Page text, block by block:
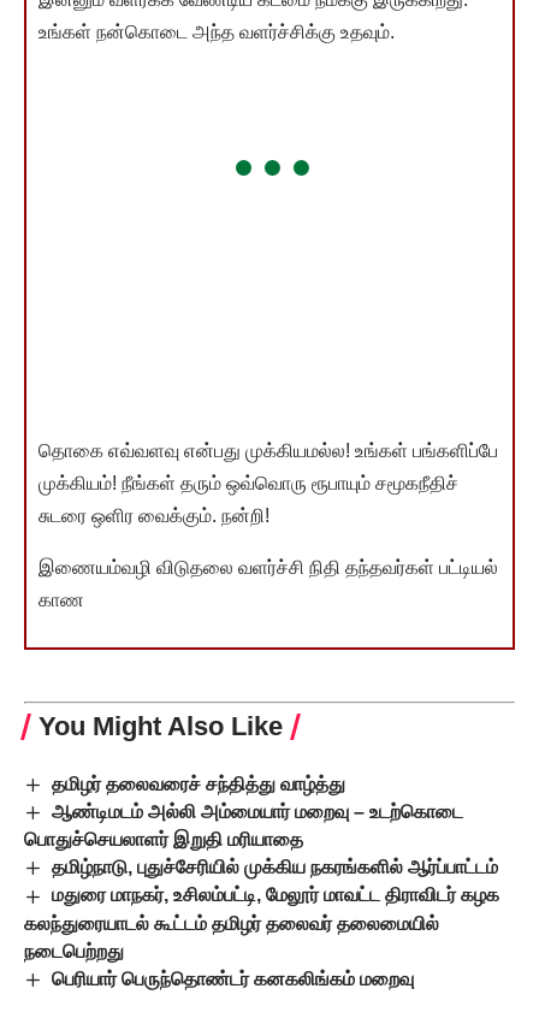
உங்கள் நன்கொடை அந்த வளர்ச்சிக்கு உதவும்.
தொகை எவ்வளவு என்பது முக்கியமல்ல! உங்கள் பங்களிப்பே
முக்கியம்! நீங்கள் தரும் ஒவ்வொரு ரூபாயும் சமூகநீதிச்
சுடரை ஒளிர வைக்கும். நன்றி!
இணையம்வழி விடுதலை வளர்ச்சி நிதி தந்தவர்கள் பட்டியல்
காண
You Might Also Like
தமிழர் தலைவரைச் சந்தித்து வாழ்த்து
ஆண்டிமடம் அல்லி அம்மையார் மறைவு – உடற்கொடை
பொதுச்செயலாளர் இறுதி மரியாதை
தமிழ்நாடு, புதுச்சேரியில் முக்கிய நகரங்களில் ஆர்ப்பாட்டம்
மதுரை மாநகர், உசிலம்பட்டி, மேலூர் மாவட்ட திராவிடர் கழக
கலந்துரையாடல் கூட்டம் தமிழர் தலைவர் தலைமையில்
நடைபெற்றது
பெரியார் பெருந்தொண்டர் கனகலிங்கம் மறைவு